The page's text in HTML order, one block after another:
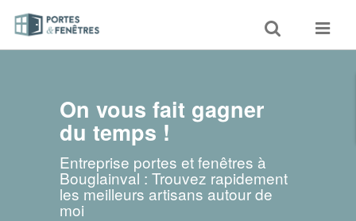
Toggle
search
Toggle
On vous fait gagner
du temps !
Entreprise portes et fenêtres à
Bouglainval : Trouvez rapidement
les meilleurs artisans autour de
moi